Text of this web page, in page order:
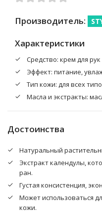
Производитель:
Характеристики
Средство: крем для рук
Эффект: питание,
Тип кожи: для всех
Масла и экстракты:
Достоинства
Натуральный
Экстракт календулы,
ран.
Густая консистенция,
Может использоваться
кожи.